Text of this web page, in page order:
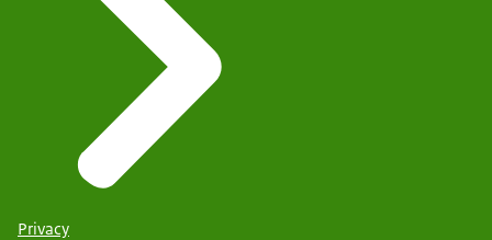
Privacy